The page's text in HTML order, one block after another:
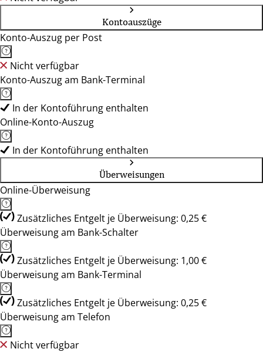
Kontoauszüge
Konto-Auszug per Post
Nicht verfügbar
Konto-Auszug am Bank-Terminal
In der Kontoführung enthalten
Online-Konto-Auszug
In der Kontoführung enthalten
Überweisungen
Online-Überweisung
Zusätzliches Entgelt je Überweisung: 0,25 €
Überweisung am Bank-Schalter
Zusätzliches Entgelt je Überweisung: 1,00 €
Überweisung am Bank-Terminal
Zusätzliches Entgelt je Überweisung: 0,25 €
Überweisung am Telefon
Nicht verfügbar